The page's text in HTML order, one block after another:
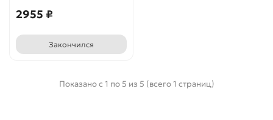
2955 ₽
Закончился
Показано с 1 по 5 из 5 (всего 1 страниц)